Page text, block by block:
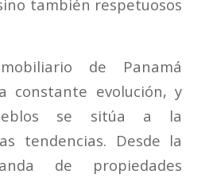
también respetuosos
de Panamá
constante evolución, y
se sitúa a la
tendencias. Desde la
de propiedades